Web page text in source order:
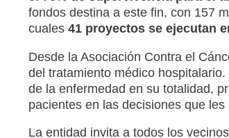
fondos destina a este fin, con 157
cuales 41 proyectos se ejecutan
Desde la Asociación Contra el
del tratamiento médico hospitalario.
de la enfermedad en su totalidad,
pacientes en las decisiones que
La entidad invita a todos los